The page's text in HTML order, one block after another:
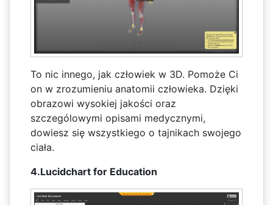
To nic innego, jak człowiek w 3D. Pomoże Ci
on w zrozumieniu anatomii człowieka. Dzięki
obrazowi wysokiej jakości oraz
szczególowymi opisami medycznymi,
dowiesz się wszystkiego o tajnikach swojego
ciała.
4.Lucidchart for Education